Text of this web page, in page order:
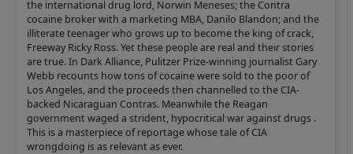
the international drug lord, Norwin Meneses; the Contra
cocaine broker with a marketing MBA, Danilo Blandon; and the
illiterate teenager who grows up to become the king of crack,
Freeway Ricky Ross. Yet these people are real and their stories
are true. In Dark Alliance, Pulitzer Prize-winning journalist Gary
Webb recounts how tons of cocaine were sold to the poor of
Los Angeles, and the proceeds then channelled to the CIA-
backed Nicaraguan Contras. Meanwhile the Reagan
government waged a strident, hypocritical war against drugs .
This is a masterpiece of reportage whose tale of CIA
wrongdoing is as relevant as ever.